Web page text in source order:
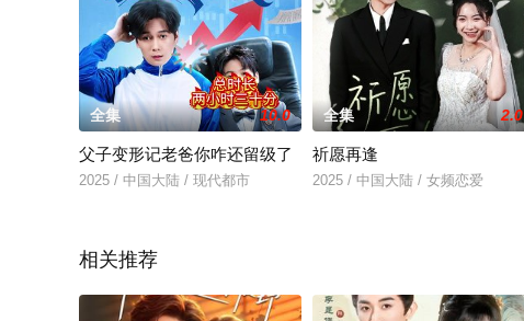
全集 10.0
父子变形记老爸你咋还留级了
2025 / 中国大陆 / 现代都市
全集 2.0
祈愿再逢
2025 / 中国大陆 / 女频恋爱
相关推荐